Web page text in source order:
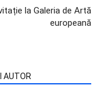
la Galeria de Artă
europeană
AUTOR